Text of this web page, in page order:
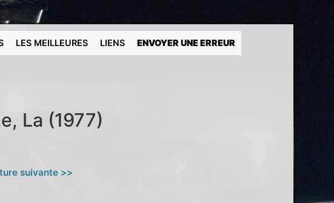
LES MEILLEURES LIENS ENVOYER UNE ERREUR
La (1977)
suivante >>